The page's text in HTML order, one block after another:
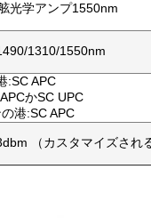
光学アンプ1550nm
1310/1550nm
:SC APC
かSC UPC
港:SC APC
（カスタマイズされる